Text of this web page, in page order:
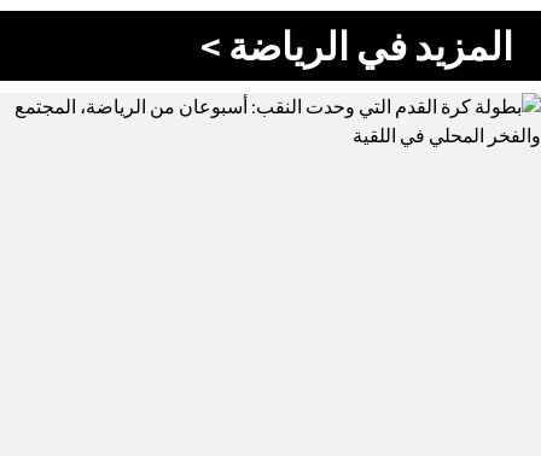
المزيد في الرياضة >